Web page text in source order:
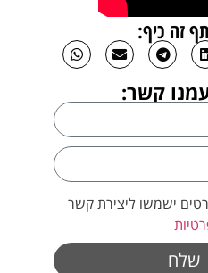
זה כיף:
קשר:
ישמשו ליצירת קשר
שלח